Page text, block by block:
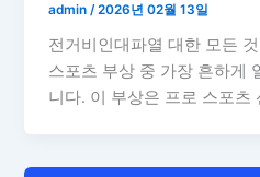
admin /2026년 02월 13일
전거비인대파열 대한 모든
스포츠 부상 중 가장 흔하게
니다. 이 부상은 프로 스포츠